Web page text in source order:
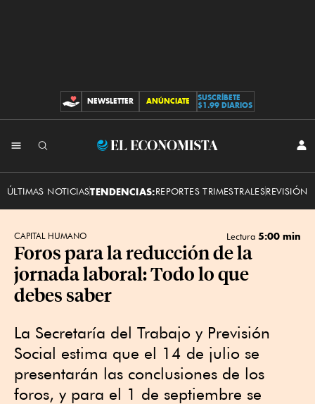
CONTRIBUCIONES
NEWSLETTER ANÚNCIATE
SUSCRÍBETE
$1.99 DIARIOS
El
ÚLTIMAS NOTICIASTENDENCIAS:REPORTES TRIMESTRALESREVISIÓN
CAPITAL HUMANO Lectura 5:00 min
Foros para la reducción de la
jornada laboral: Todo lo que
debes saber
La Secretaría del Trabajo y Previsión
Social estima que el 14 de julio se
presentarán las conclusiones de los
foros, y para el 1 de septiembre se